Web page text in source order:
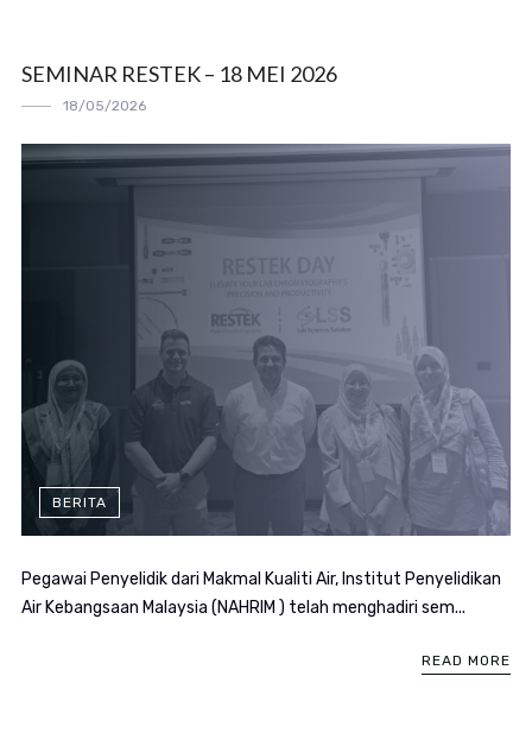
SEMINAR RESTEK – 18 MEI 2026
18/05/2026
BERITA
Pegawai Penyelidik dari Makmal Kualiti Air, Institut Penyelidikan
Air Kebangsaan Malaysia (NAHRIM ) telah menghadiri sem...
READ MORE